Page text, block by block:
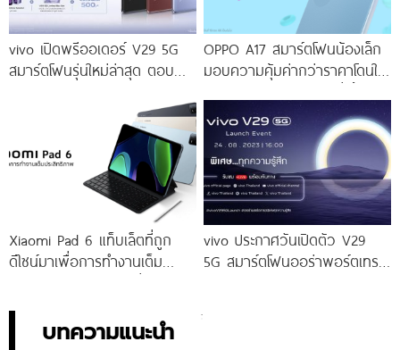
vivo เปิดพรีออเดอร์ V29 5G
สมาร์ตโฟนรุ่นใหม่ล่าสุด ตอบ
ราคาเริ่มต้นเพียง 14,999 บาท
จัดเต็มกับโปรโมชันพิเศษก่อนใคร
OPPO A17 สมาร์ตโฟนน้องเล็ก
มอบความคุ้มค่ากว่าราคาโดนใจ
ราคาใหม่เพียง 4,599 บาท
เท่านั้น!
Xiaomi Pad 6 แท็บเล็ตที่ถูก
ดีไซน์มาเพื่อการทำงานเต็ม
vivo ประกาศวันเปิดตัว V29
5G สมาร์ตโฟนออร่าพอร์ตเทร
บทความแนะนำ